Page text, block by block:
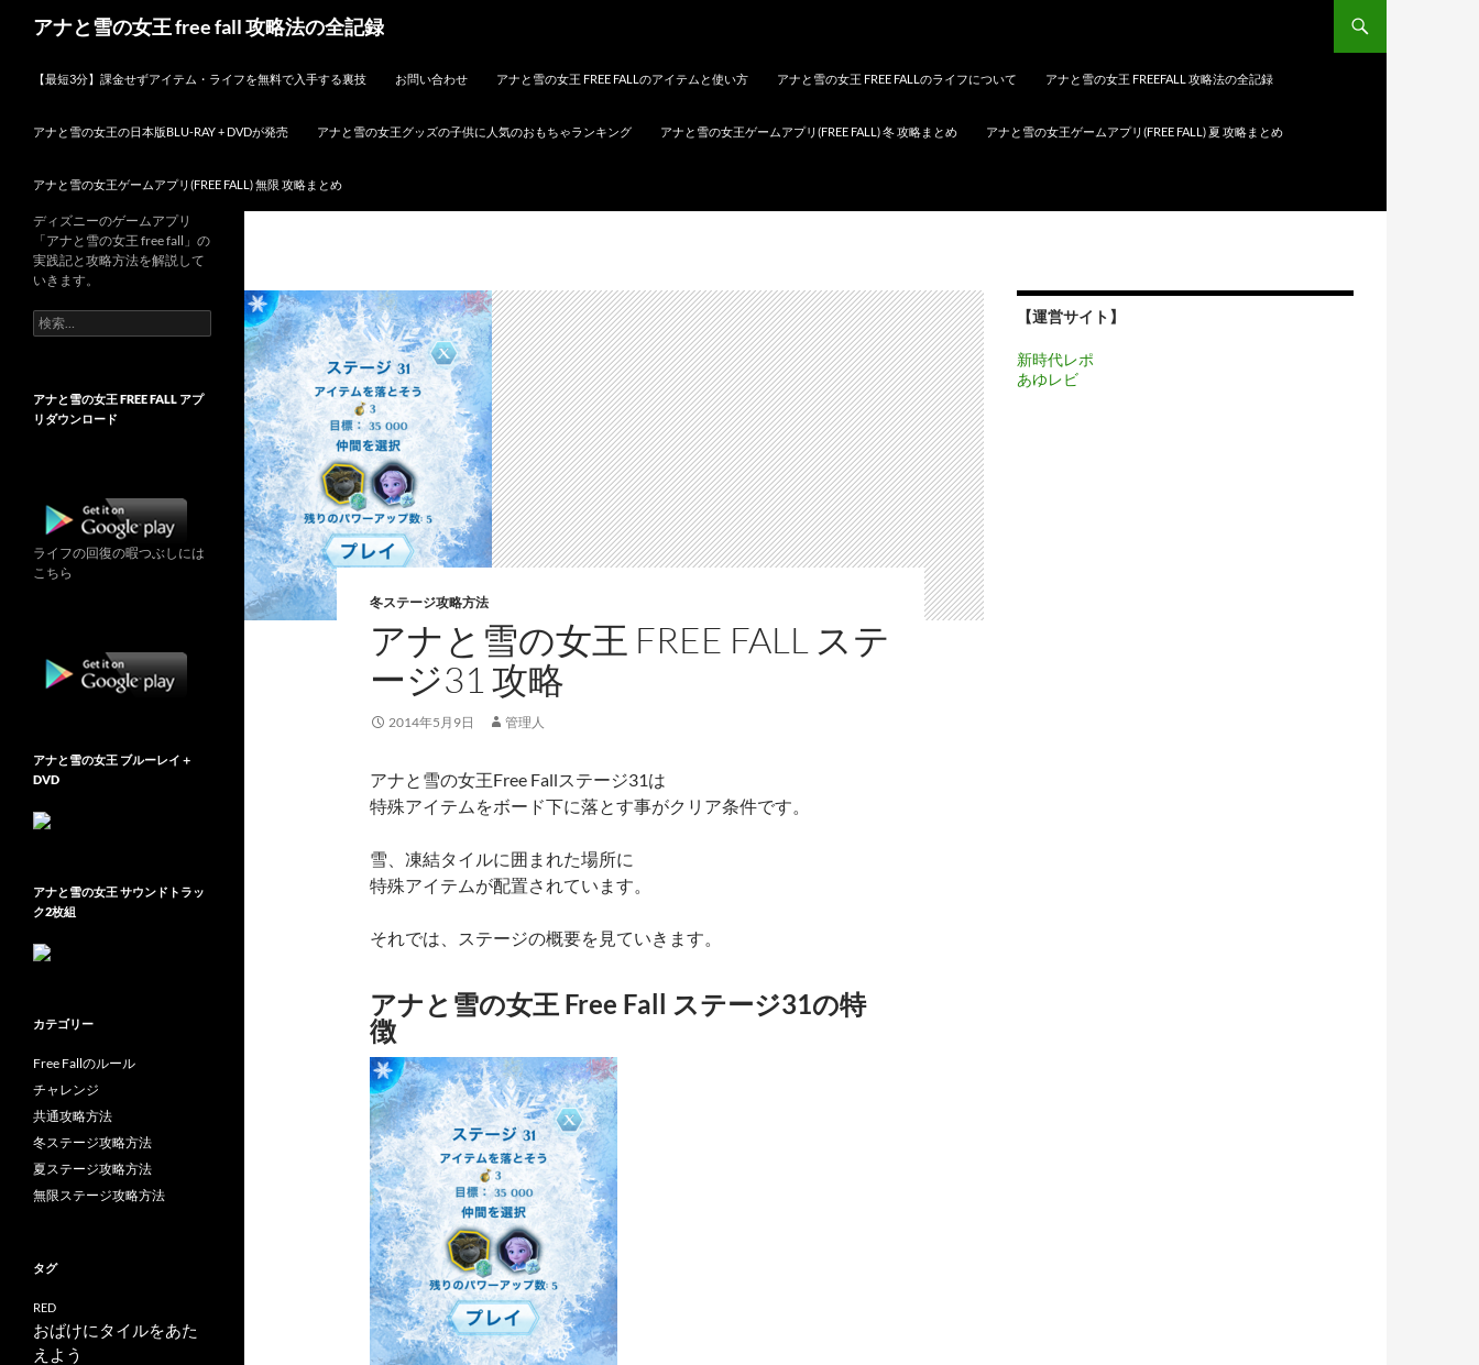
アナと雪の女王 free fall 攻略法の全記録
【最短3分】課金せずアイテム・ライフを無料で入手する裏技
お問い合わせ アナと雪の女王 FREE FALLのアイテムと使い方 アナと雪の女王 FREE FALLのライフについて アナと雪の女王 FREEFALL 攻略法の全記録
アナと雪の女王の日本版BLU-RAY + DVDが発売 アナと雪の女王グッズの子供に人気のおもちゃランキング アナと雪の女王ゲームアプリ(FREE FALL) 冬 攻略まとめ アナと雪の女王ゲームアプリ(FREE FALL) 夏 攻略まとめ
アナと雪の女王ゲームアプリ(FREE FALL) 無限 攻略まとめ
冬ステージ攻略方法
アナと雪の女王 FREE FALL ステ
ージ31 攻略
2014年5月9日 管理人
アナと雪の女王Free Fallステージ31は
特殊アイテムをボード下に落とす事がクリア条件です。
雪、凍結タイルに囲まれた場所に
特殊アイテムが配置されています。
それでは、ステージの概要を見ていきます。
アナと雪の女王 Free Fall ステージ31の特
徴
【運営サイト】
新時代レポ
あゆレビ
ディズニーのゲームアプリ
「アナと雪の女王 free fall」の
実践記と攻略方法を解説して
いきます。
検
索:
アナと雪の女王 FREE FALL アプ
リダウンロード
ライフの回復の暇つぶしには
こちら
アナと雪の女王 ブルーレイ＋
DVD
アナと雪の女王 サウンドトラッ
ク2枚組
カテゴリー
Free Fallのルール
チャレンジ
共通攻略方法
冬ステージ攻略方法
夏ステージ攻略方法
無限ステージ攻略方法
タグ
RED
おばけにタイルをあた
えよう